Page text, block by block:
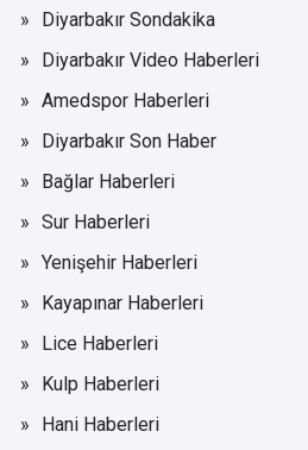
Diyarbakır Sondakika
Diyarbakır Video Haberleri
Amedspor Haberleri
Diyarbakır Son Haber
Bağlar Haberleri
Sur Haberleri
Yenişehir Haberleri
Kayapınar Haberleri
Lice Haberleri
Kulp Haberleri
Hani Haberleri